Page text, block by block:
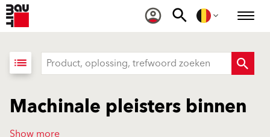
list
Machinale pleisters binnen